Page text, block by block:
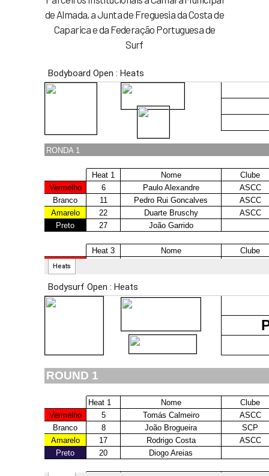
de Almada, a Junta de Freguesia da Costa de
Caparica e da Federação Portuguesa de
Surf